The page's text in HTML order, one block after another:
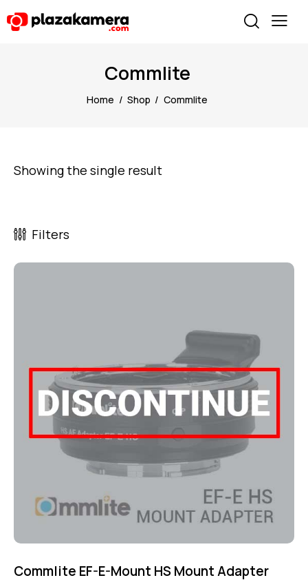
Commlite
Home Shop Commlite
Showing the single result
Filters
Commlite EF-E-Mount HS Mount Adapter